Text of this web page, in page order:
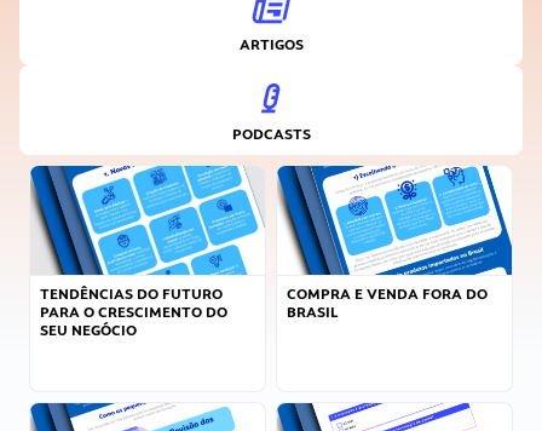
ARTIGOS
PODCASTS
TENDÊNCIAS DO FUTURO
PARA O CRESCIMENTO DO
SEU NEGÓCIO
COMPRA E VENDA FORA DO
BRASIL